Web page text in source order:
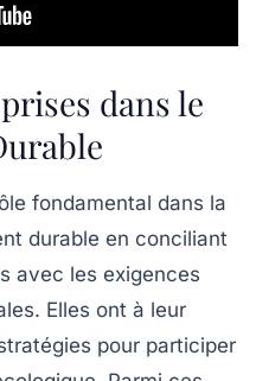
dans le
fondamental dans la
durable en conciliant
avec les exigences
Elles ont à leur
pour participer